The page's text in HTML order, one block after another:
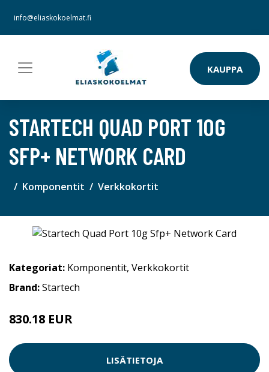
info@eliaskokoelmat.fi
KAUPPA
STARTECH QUAD PORT 10G
SFP+ NETWORK CARD
Komponentit Verkkokortit
Kategoriat: Komponentit, Verkkokortit
Brand:Startech
830.18 EUR
LISÄTIETOJA